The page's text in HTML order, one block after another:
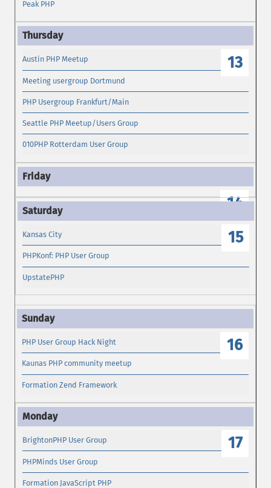
Peak PHP
13
Austin PHP Meetup
Meeting usergroup Dortmund
PHP Usergroup Frankfurt/Main
Seattle PHP Meetup/Users Group
010PHP Rotterdam User Group
14
15
Kansas City
PHPKonf: PHP User Group
UpstatePHP
16
PHP User Group Hack Night
Kaunas PHP community meetup
Formation Zend Framework
17
BrightonPHP User Group
PHPMinds User Group
Formation JavaScript PHP